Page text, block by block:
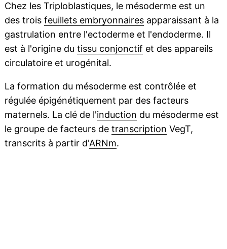
Chez les Triploblastiques, le mésoderme est un
des trois feuillets embryonnairesapparaissant à la
gastrulation entre l'ectoderme et l'endoderme. Il
est à l'origine du tissu conjonctif et des appareils
circulatoire et urogénital.
La formation du mésoderme est contrôlée et
régulée épigénétiquement par des facteurs
maternels. La clé de l'induction du mésoderme est
le groupe de facteurs de transcription VegT,
transcrits à partir d'ARNm.